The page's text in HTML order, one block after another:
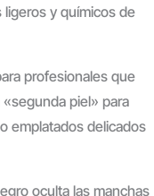
y químicos de
profesionales que
piel» para
emplatados delicados
oculta las manchas